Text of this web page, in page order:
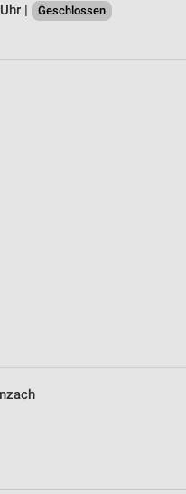
|
Geschlossen
von Inhalten